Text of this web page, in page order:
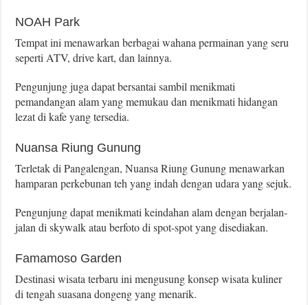
NOAH Park
Tempat ini menawarkan berbagai wahana permainan yang seru
seperti ATV, drive kart, dan lainnya.
Pengunjung juga dapat bersantai sambil menikmati
pemandangan alam yang memukau dan menikmati hidangan
lezat di kafe yang tersedia.
Nuansa Riung Gunung
Terletak di Pangalengan, Nuansa Riung Gunung menawarkan
hamparan perkebunan teh yang indah dengan udara yang sejuk.
Pengunjung dapat menikmati keindahan alam dengan berjalan-
jalan di skywalk atau berfoto di spot-spot yang disediakan.
Famamoso Garden
Destinasi wisata terbaru ini mengusung konsep wisata kuliner
di tengah suasana dongeng yang menarik.